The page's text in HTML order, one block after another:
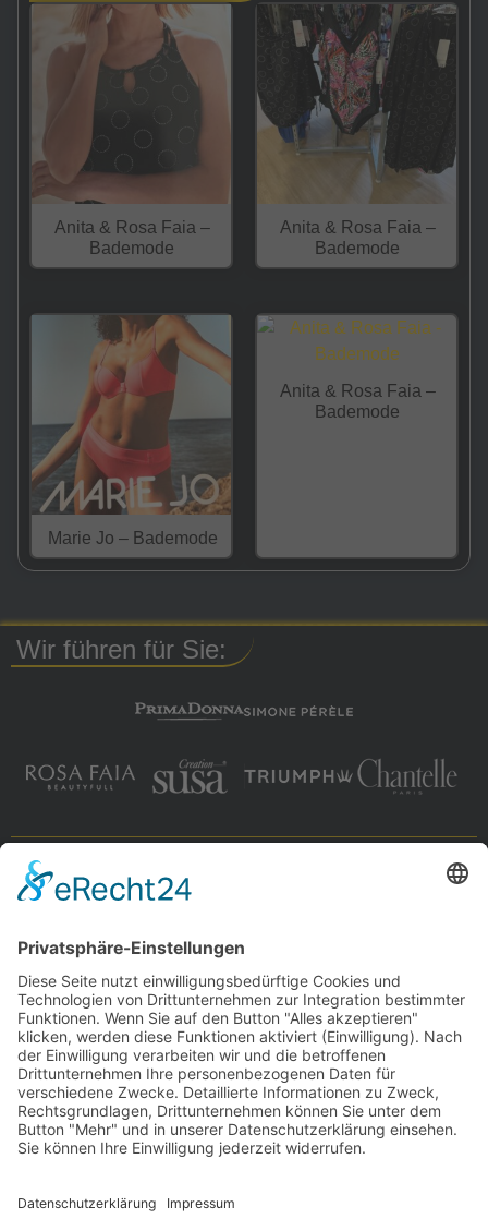
Anita & Rosa Faia –
Bademode
Anita & Rosa Faia –
Bademode
Marie Jo – Bademode
Anita & Rosa Faia –
Bademode
Wir führen für Sie: